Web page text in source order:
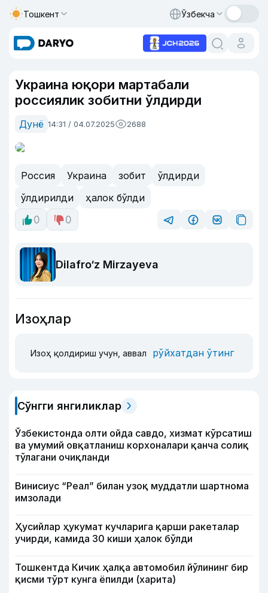
Тошкент Ўзбекча
Украина юқори мартабали
россиялик зобитни ўлдирди
Дунё 14:31 / 04.07.2025 2688
Россия Украина зобит
ўлдирди
ўлдирилди
ҳалок бўлди
0
0
Dilafro‘z Mirzayeva
Изоҳлар
Изоҳ қолдириш учун, аввал рўйхатдан ўтинг
Сўнгги янгиликлар
Ўзбекистонда олти ойда савдо, хизмат кўрсатиш
ва умумий овқатланиш корхоналари қанча солиқ
тўлагани очиқланди
Винисиус “Реал” билан узоқ муддатли шартнома
имзолади
Ҳусийлар ҳукумат кучларига қарши ракеталар
учирди, камида 30 киши ҳалок бўлди
Тошкентда Кичик ҳалқа автомобил йўлининг бир
қисми тўрт кунга ёпилди (харита)